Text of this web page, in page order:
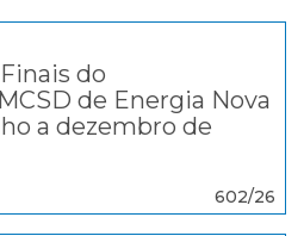
do
de Energia Nova
a dezembro de
602/26